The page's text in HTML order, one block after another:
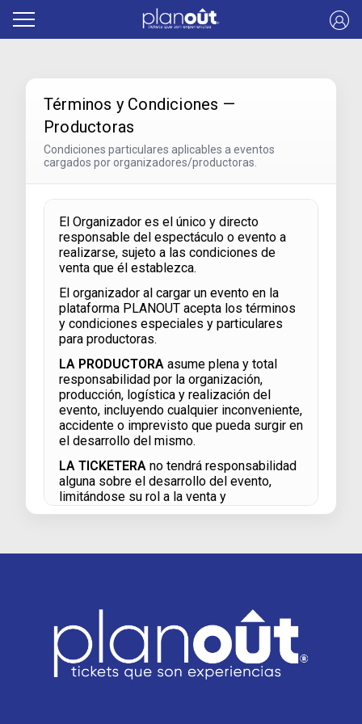
Términos y Condiciones —
Productoras
Condiciones particulares aplicables a eventos
cargados por organizadores/productoras.
El Organizador es el único y directo
responsable del espectáculo o evento a
realizarse, sujeto a las condiciones de
venta que él establezca.
El organizador al cargar un evento en la
plataforma PLANOUT acepta los términos
y condiciones especiales y particulares
para productoras.
LA PRODUCTORA asume plena y total
responsabilidad por la organización,
producción, logística y realización del
evento, incluyendo cualquier inconveniente,
accidente o imprevisto que pueda surgir en
el desarrollo del mismo.
LA TICKETERA no tendrá responsabilidad
alguna sobre el desarrollo del evento,
limitándose su rol a la venta y
comercialización de las entradas de
En ningún caso la suspensión, cancelación
reclamar a PLANOUT por devoluciones o
cambios.
Si la fecha de un evento fuera modificada
por cualquier circunstancia, los Tickets
serán válidos para la fecha definitiva que